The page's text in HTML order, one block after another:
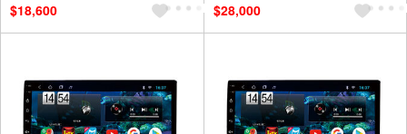
$18,600 $28,000